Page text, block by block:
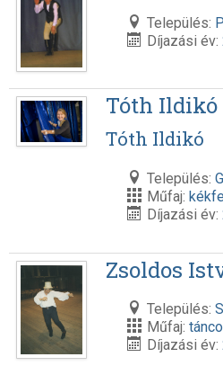
Település:
Díjazási év:
Tóth Ildikó
Tóth Ildikó
Település:
Műfaj:
Díjazási év:
Zsoldos
Település:
Műfaj:
Díjazási év: